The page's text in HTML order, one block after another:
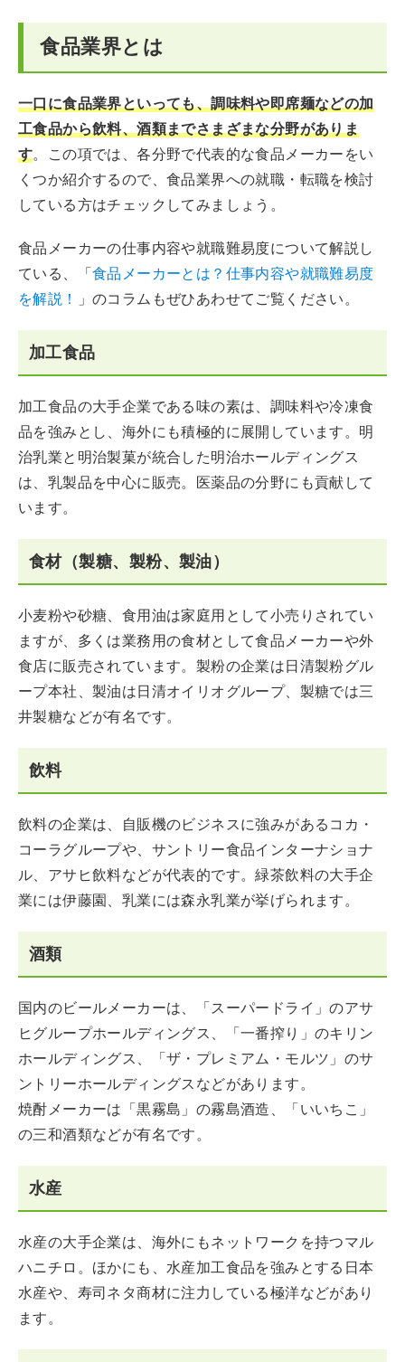
食品業界の志望動機例文
食品業界とは
一口に食品業界といっても、調味料や即席麺などの加
工食品から飲料、酒類までさまざまな分野がありま
す。この項では、各分野で代表的な食品メーカーをい
くつか紹介するので、食品業界への就職・転職を検討
している方はチェックしてみましょう。
食品メーカーの仕事内容や就職難易度について解説し
ている、「食品メーカーとは？仕事内容や就職難易度
を解説！
」のコラムもぜひあわせてご覧ください。
加工食品
加工食品の大手企業である味の素は、調味料や冷凍食
品を強みとし、海外にも積極的に展開しています。明
治乳業と明治製菓が統合した明治ホールディングス
は、乳製品を中心に販売。医薬品の分野にも貢献して
います。
食材（製糖、製粉、製油）
小麦粉や砂糖、食用油は家庭用として小売りされてい
ますが、多くは業務用の食材として食品メーカーや外
食店に販売されています。製粉の企業は日清製粉グル
ープ本社、製油は日清オイリオグループ、製糖では三
井製糖などが有名です。
飲料
飲料の企業は、自販機のビジネスに強みがあるコカ・
コーラグループや、サントリー食品インターナショナ
ル、アサヒ飲料などが代表的です。緑茶飲料の大手企
業には伊藤園、乳業には森永乳業が挙げられます。
酒類
国内のビールメーカーは、「スーパードライ」のアサ
ヒグループホールディングス、「一番搾り」のキリン
ホールディングス、「ザ・プレミアム・モルツ」のサ
ントリーホールディングスなどがあります。
焼酎メーカーは「黒霧島」の霧島酒造、「いいちこ」
の三和酒類などが有名です。
水産
水産の大手企業は、海外にもネットワークを持つマル
ハニチロ。ほかにも、水産加工食品を強みとする日本
水産や、寿司ネタ商材に注力している極洋などがあり
ます。